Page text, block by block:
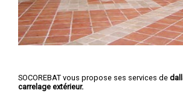
SOCOREBAT vous propose ses services de
carrelage extérieur.